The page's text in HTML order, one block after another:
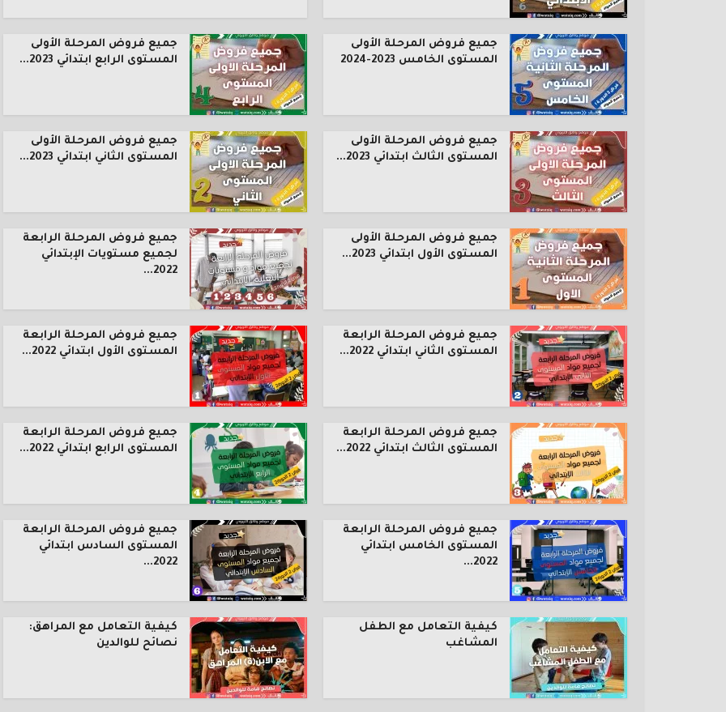
جميع فروض المرحلة الأولى
المستوى الخامس 2023-2024
جميع فروض المرحلة الأولى
المستوى الرابع ابتدائي 2023...
جميع فروض المرحلة الأولى
المستوى الثالث ابتدائي 2023...
جميع فروض المرحلة الأولى
المستوى الثاني ابتدائي 2023...
جميع فروض المرحلة الأولى
المستوى الأول ابتدائي 2023...
جميع فروض المرحلة الرابعة
لجميع مستويات الإبتدائي
2022...
جميع فروض المرحلة الرابعة
المستوى الثاني ابتدائي 2022...
جميع فروض المرحلة الرابعة
المستوى الأول ابتدائي 2022...
جميع فروض المرحلة الرابعة
المستوى الثالث ابتدائي 2022...
جميع فروض المرحلة الرابعة
المستوى الرابع ابتدائي 2022...
جميع فروض المرحلة الرابعة
المستوى الخامس ابتدائي
2022...
جميع فروض المرحلة الرابعة
المستوى السادس ابتدائي
2022...
كيفية التعامل مع الطفل
المشاغب
كيفية التعامل مع المراهق:
نصائح للوالدين